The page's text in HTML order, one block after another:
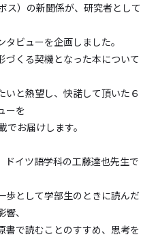
ス）の新聞係が、研究者として
ビューを企画しました。
づくる契機となった本について
いと熱望し、快諾して頂いた６
ーを
でお届けします。
ドイツ語学科の工藤達也先生で
歩として学部生のときに読んだ
、
書で読むことのすすめ、思考を